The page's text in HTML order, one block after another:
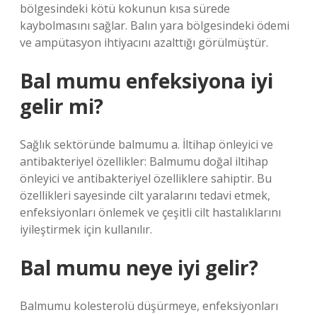
bölgesindeki kötü kokunun kısa sürede
kaybolmasını sağlar. Balın yara bölgesindeki ödemi
ve ampütasyon ihtiyacını azalttığı görülmüştür.
Bal mumu enfeksiyona iyi
gelir mi?
Sağlık sektöründe balmumu a. İltihap önleyici ve
antibakteriyel özellikler: Balmumu doğal iltihap
önleyici ve antibakteriyel özelliklere sahiptir. Bu
özellikleri sayesinde cilt yaralarını tedavi etmek,
enfeksiyonları önlemek ve çeşitli cilt hastalıklarını
iyileştirmek için kullanılır.
Bal mumu neye iyi gelir?
Balmumu kolesterolü düşürmeye, enfeksiyonları